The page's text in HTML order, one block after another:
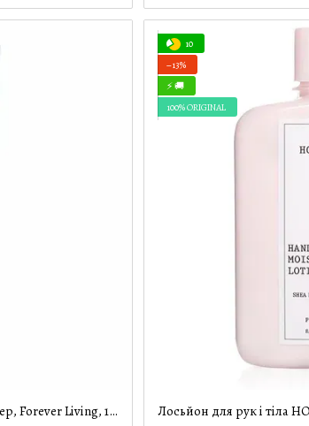
Зволожувальний лосьйон алое Форевер, Forever Living, 118 мл
10
−13%
⚡ 🚚
100% ORIGINAL